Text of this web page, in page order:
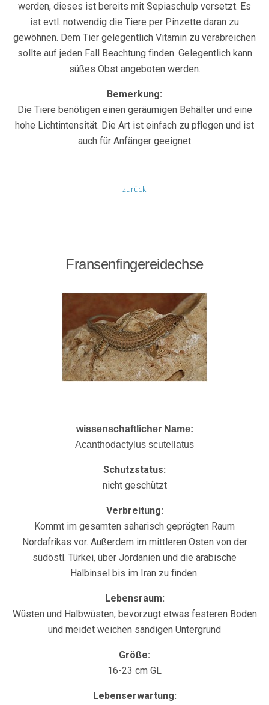
werden, dieses ist bereits mit Sepiaschulp versetzt. Es
ist evtl. notwendig die Tiere per Pinzette daran zu
gewöhnen. Dem Tier gelegentlich Vitamin zu verabreichen
sollte auf jeden Fall Beachtung finden. Gelegentlich kann
süßes Obst angeboten werden.
Bemerkung:
Die Tiere benötigen einen geräumigen Behälter und eine
hohe Lichtintensität. Die Art ist einfach zu pflegen und ist
auch für Anfänger geeignet
zurück
Fransenfingereidechse
wissenschaftlicher Name:
Acanthodactylus scutellatus
Schutzstatus:
nicht geschützt
Verbreitung:
Kommt im gesamten saharisch geprägten Raum
Nordafrikas vor. Außerdem im mittleren Osten von der
südöstl. Türkei, über Jordanien und die arabische
Halbinsel bis im Iran zu finden.
Lebensraum:
Wüsten und Halbwüsten, bevorzugt etwas festeren Boden
und meidet weichen sandigen Untergrund
Größe:
16-23 cm GL
Lebenserwartung: